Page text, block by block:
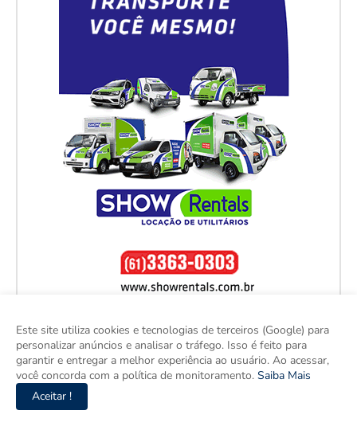
Este site utiliza cookies e tecnologias de terceiros (Google) para
personalizar anúncios e analisar o tráfego. Isso é feito para
garantir e entregar a melhor experiência ao usuário. Ao acessar,
você concorda com a política de monitoramento. Saiba Mais
Aceitar !